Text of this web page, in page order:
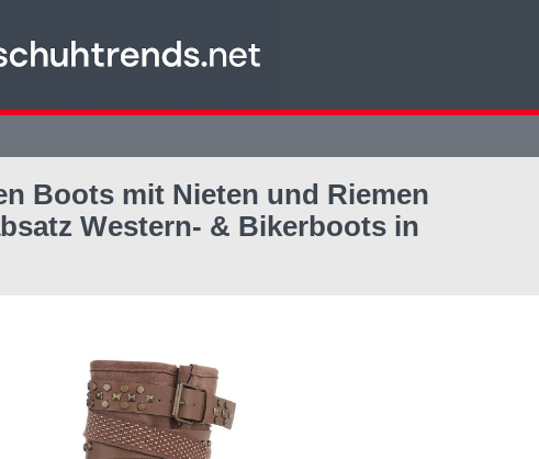
Boots mit Nieten und Riemen
Western- & Bikerboots in